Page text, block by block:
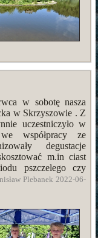
w sobotę nasza
w Skrzyszowie . Z
uczestniczyło w
współpracy ze
degustacje
m.in ciast
pszczelego czy
Plebanek 2022-06-